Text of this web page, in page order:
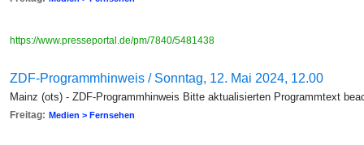
https://www.presseportal.de/pm/7840/5481438
ZDF-Programmhinweis / Sonntag, 12. Mai 2024, 12.00
Mainz (ots) - ZDF-Programmhinweis Bitte aktualisierten Programmtext
Freitag: Medien > Fernsehen